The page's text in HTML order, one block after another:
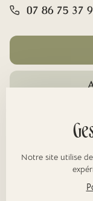
07 86 75 37
Notre site utilise